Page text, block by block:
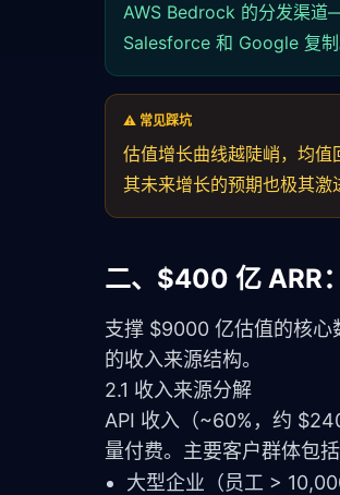
AWS Bedrock 的分发渠道
Salesforce 和 Google 复制
⚠️ 常见踩坑
估值增长曲线越陡峭，均
其未来增长的预期也极其激
二、$400 亿 ARR
支撑 $9000 亿估值的核
的收入来源结构。
2.1 收入来源分解
API 收入（~60%，约
量付费。主要客户群体包括
大型企业（员工 >